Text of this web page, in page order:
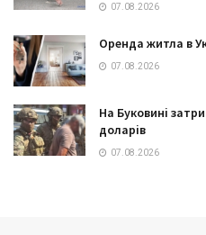
07.08.2026
Оренда житла в
07.08.2026
На Буковині
доларів
07.08.2026